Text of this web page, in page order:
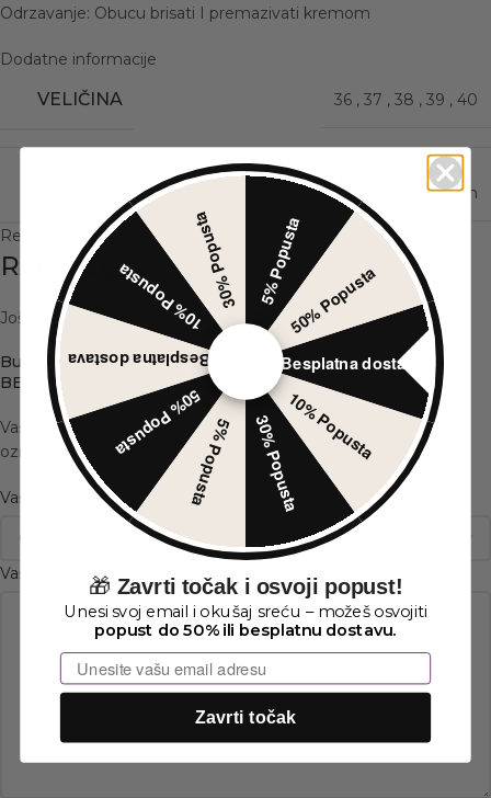
Odrzavanje: Obucu brisati I premazivati kremom
Dodatne informacije
VELIČINA 36 , 37 , 38 , 39 , 40
VISINA ŠTIKLE 10.5 cm
Recenzije (0)
Recenzije
Još nema komentara.
Budite prvi koji će napisati recenziju za „CIPELE 99-30
BEIGE“
Vaša adresa e-pošte neće biti objavljena.
Neophodna polja su
označena*
Vaša ocena *
Vaša recenzija
5% Popusta50% Popusta
Besplatna dostava
10% Popusta
30% Popusta
5% Popusta
50% Popusta
Besplatna dostava
10% Popusta30% Popusta
🎁 Zavrti točak i osvoji popust!
Unesi svoj email i okušaj sreću – možeš osvojiti
popust do 50% ili besplatnu dostavu.
Email
Zavrti točak